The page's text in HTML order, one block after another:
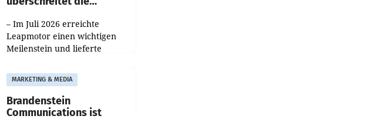
– Im Juli 2026 erreichte
Leapmotor einen wichtigen
Meilenstein und lieferte
aus, womit sich das Ergebnis
gegenüber Juli 2025 mehr als
verdoppelte (+102
MARKETING & MEDIA
Brandenstein
Communications ist